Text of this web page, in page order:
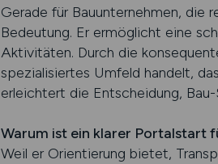
Gerade für Bauunternehmen, die
Bedeutung. Er ermöglicht eine
Aktivitäten. Durch die
spezialisiertes Umfeld handelt,
erleichtert die Entscheidung,
Warum ist ein klarer Portalstart
Weil er Orientierung bietet,